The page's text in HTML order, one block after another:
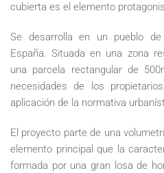
cubierta es el elemento
Se desarrolla en un pueblo
España. Situada en una zona
una parcela rectangular de
necesidades de los
aplicación de la normativa
El proyecto parte de una
elemento principal que la
formada por una gran losa de